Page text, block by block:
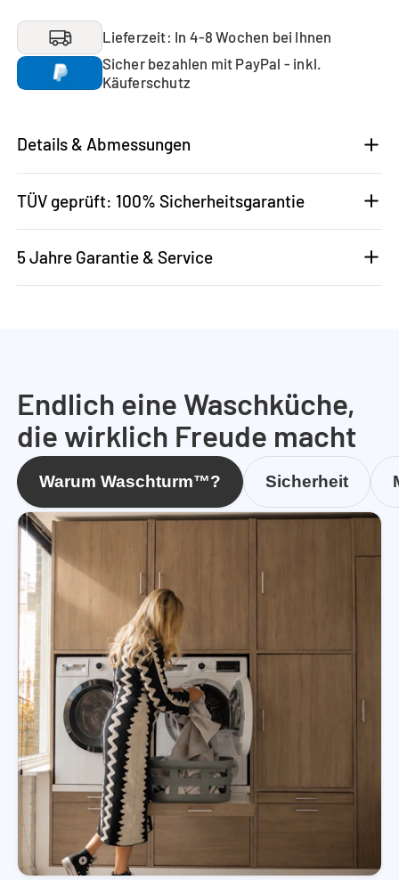
Lieferzeit: In 4-8 Wochen bei Ihnen
Sicher bezahlen mit PayPal - inkl.
Käuferschutz
Details & Abmessungen
TÜV geprüft: 100% Sicherheitsgarantie
5 Jahre Garantie & Service
Endlich eine Waschküche,
die wirklich Freude macht
Warum Waschturm™? Sicherheit